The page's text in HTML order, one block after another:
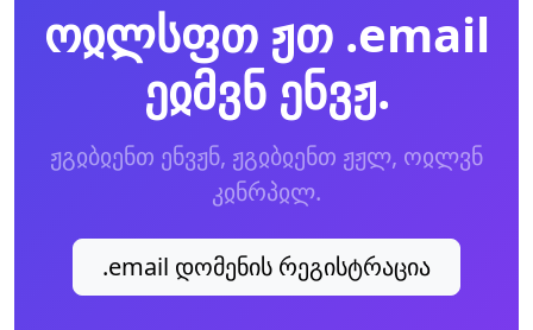
ოჲლსფთ ჟთ .email
ეჲმვნ ენვჟ.
ჟგჲბჲენთ ენვჟნ, ჟგჲბჲენთ ჟჟლ, ოჲლვნ
კჲნრპჲლ.
.email დომენის რეგისტრაცია